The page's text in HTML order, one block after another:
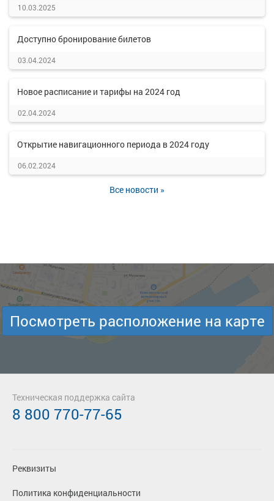
10.03.2025
Доступно бронирование билетов
03.04.2024
Новое расписание и тарифы на 2024 год
02.04.2024
Открытие навигационного периода в 2024 году
06.02.2024
Все новости »
Посмотреть расположение на карте
Реквизиты
Политика конфиденциальности
Техническая поддержка сайта
8 800 770-77-65